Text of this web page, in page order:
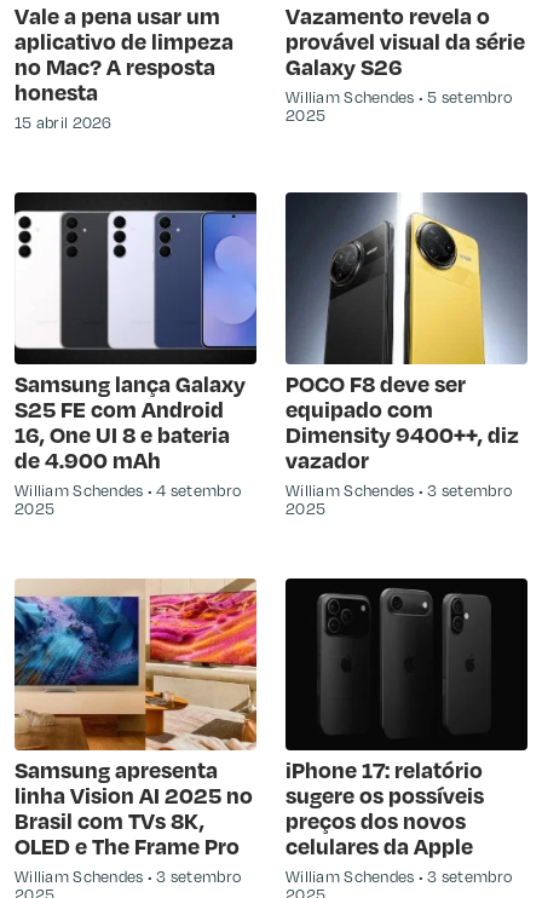
Vale a pena usar um
aplicativo de limpeza
no Mac? A resposta
honesta
15 abril 2026
Vazamento revela o
provável visual da série
Galaxy S26
William Schendes
5 setembro
2025
Samsung lança Galaxy
S25 FE com Android
16, One UI 8 e bateria
de 4.900 mAh
William Schendes
4 setembro
2025
POCO F8 deve ser
equipado com
Dimensity 9400++, diz
vazador
William Schendes
3 setembro
2025
Samsung apresenta
linha Vision AI 2025 no
Brasil com TVs 8K,
OLED e The Frame Pro
William Schendes
3 setembro
iPhone 17: relatório
sugere os possíveis
preços dos novos
celulares da Apple
William Schendes
3 setembro